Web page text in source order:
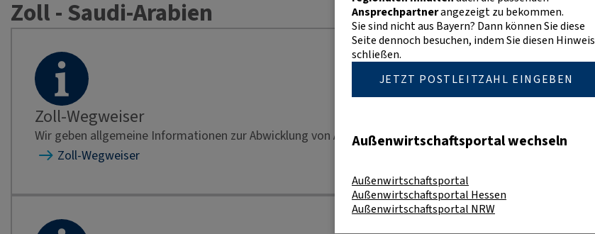
Zoll - Saudi-Arabien
Zoll-Wegweiser
Wir geben allgemeine Informationen zur Abwicklung von Ausfuhr und Einfuhr.
Zoll-Wegweiser
Ansprechpartnerangezeigt zu bekommen.
Sie sind nicht aus Bayern? Dann können Sie diese
Seite dennoch besuchen, indem Sie diesen Hinweis
schließen.
JETZT POSTLEITZAHL EINGEBEN
Außenwirtschaftsportal wechseln
Außenwirtschaftsportal
Außenwirtschaftsportal Hessen
Außenwirtschaftsportal NRW